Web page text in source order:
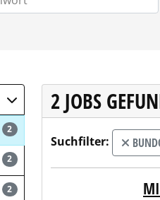
2
2
2
2 JOBS
Suchfilter:
AWG Allgemeine